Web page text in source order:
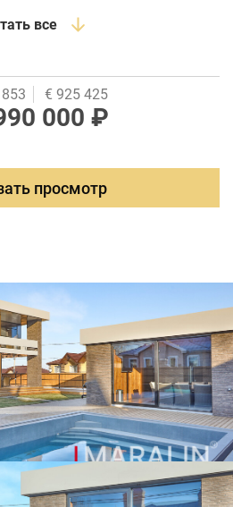
санузел. Цокольный
стилистике с домом.
премиум марок. Размер
м2. Дворовая территория
бассейн. Отдельностоящий
все
€ 925 425
000 ₽
просмотр